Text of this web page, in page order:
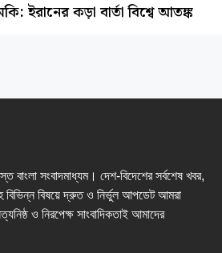
ইরানের কড়া বার্তা বিশ্বে আতঙ্ক
বাংলা সংবাদমাধ্যম। দেশ-বিদেশের সর্বশেষ খবর,
বিভিন্ন বিষয়ে দ্রুত ও নির্ভুল আপডেট আমরা
ও নিরপেক্ষ সাংবাদিকতাই আমাদের